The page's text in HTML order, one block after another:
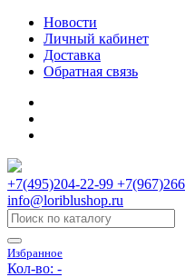
Новости
Личный кабинет
Доставка
Обратная связь
+7(495)204-22-99
info@loriblushop.ru
Избранное
Кол-во: -